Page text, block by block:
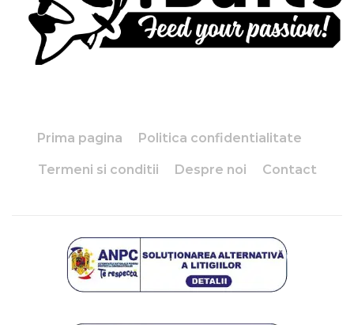
Prima pagina Politica confidentialitate
Termeni si conditii Despre noi Contact